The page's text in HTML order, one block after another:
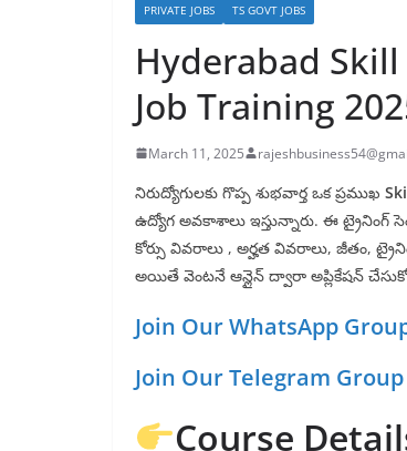
PRIVATE JOBS TS GOVT JOBS
Hyderabad
Job Training
March 11, 2025
నిరుద్యోగులకు గొప్ప శుభవార్త ఒక ప్రముఖ
ఉద్యోగ అవకాశాలు ఇస్తున్నారు. ఈ ట్రైనింగ్
కోర్సు వివరాలు , అర్హత వివరాలు, జీతం,
అయితే వెంటనే ఆన్లైన్ ద్వారా అప్లికేషన్
Join Our WhatsApp
Join Our Telegram Group
Course